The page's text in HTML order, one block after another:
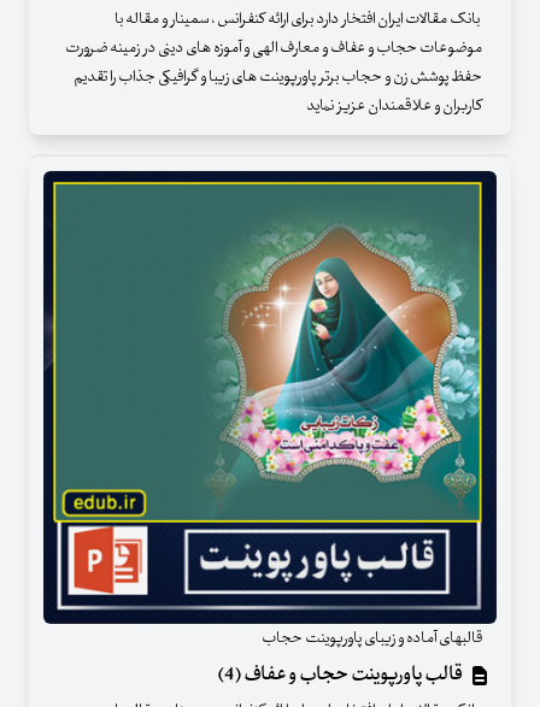
بانک مقالات ایران افتخار دارد برای ارائه کنفرانس ، سمینار و مقاله با
موضوعات حجاب و عفاف و معارف الهی و آموزه های دینی در زمینه ضرورت
حفظ پوشش زن و حجاب برتر پاورپوینت های زیبا و گرافیکی جذاب را تقدیم
کاربران و علاقمندان عزیز نماید
قالبهای آماده و زیبای پاورپوینت حجاب
قالب پاورپوینت حجاب و عفاف (4)